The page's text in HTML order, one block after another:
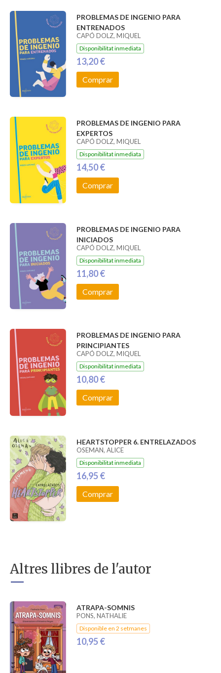
PROBLEMAS DE INGENIO PARA
ENTRENADOS
CAPÓ DOLZ, MIQUEL
Disponibilitat inmediata
13,20 €
Comprar
PROBLEMAS DE INGENIO PARA
EXPERTOS
CAPÓ DOLZ, MIQUEL
Disponibilitat inmediata
14,50 €
Comprar
PROBLEMAS DE INGENIO PARA
INICIADOS
CAPÓ DOLZ, MIQUEL
Disponibilitat inmediata
11,80 €
Comprar
PROBLEMAS DE INGENIO PARA
PRINCIPIANTES
CAPÓ DOLZ, MIQUEL
Disponibilitat inmediata
10,80 €
Comprar
HEARTSTOPPER 6. ENTRELAZADOS
OSEMAN, ALICE
Disponibilitat inmediata
16,95 €
Comprar
Altres llibres de l'autor
ATRAPA-SOMNIS
PONS, NATHALIE
Disponible en 2 setmanes
10,95 €